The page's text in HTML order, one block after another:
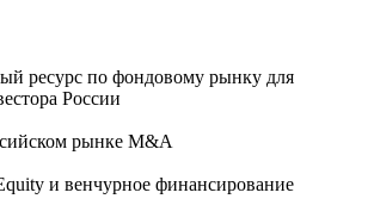
ресурс по фондовому рынку для
России